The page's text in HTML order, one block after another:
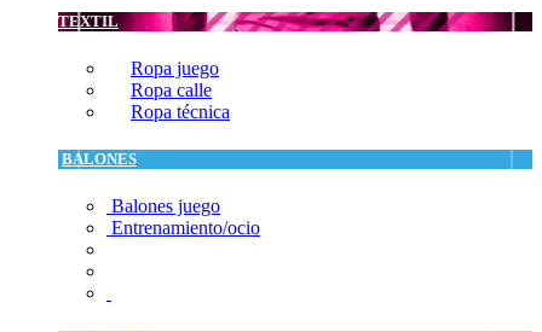
TEXTIL
Ropa juego
Ropa calle
Ropa técnica
BALONES
Balones juego
Entrenamiento/ocio